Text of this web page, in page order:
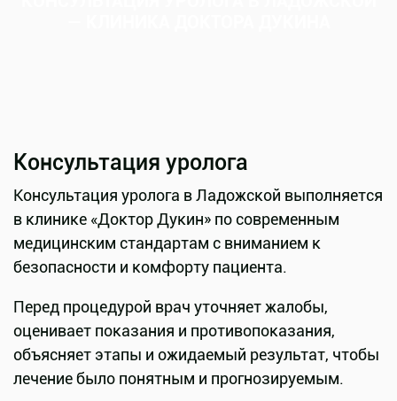
Консультация уролога
Консультация уролога в Ладожской выполняется
в клинике «Доктор Дукин» по современным
медицинским стандартам с вниманием к
безопасности и комфорту пациента.
Перед процедурой врач уточняет жалобы,
оценивает показания и противопоказания,
объясняет этапы и ожидаемый результат, чтобы
лечение было понятным и прогнозируемым.